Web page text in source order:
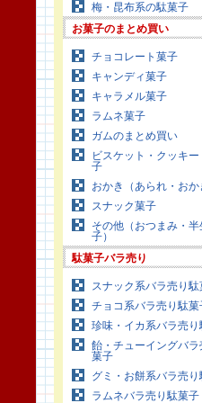
梅・昆布系の駄菓子
お菓子のまとめ買い
チョコレート菓子
キャンディ菓子
キャラメル菓子
ラムネ菓子
ガムのまとめ買い
ビスケット・クッキ
子
おかき（あられ・おか
スナック菓子
その他（おつまみ・半
子）
駄菓子バラ売り
スナック系バラ売り駄
チョコ系バラ売り駄菓
珍味・イカ系バラ売り
飴・チューイングバラ
菓子
グミ・お餅系バラ売り
ラムネバラ売り駄菓子